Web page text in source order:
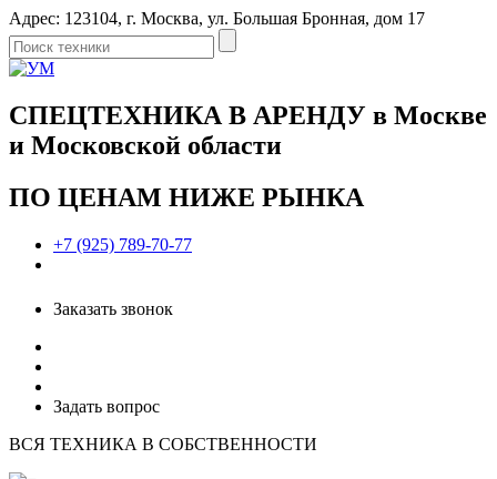
Адрес: 123104, г. Москва, ул. Большая Бронная, дом 17
СПЕЦТЕХНИКА В АРЕНДУ в Москве
и Московской области
ПО ЦЕНАМ НИЖЕ РЫНКА
+7 (925) 789-70-77
Заказать звонок
Задать вопрос
ВСЯ ТЕХНИКА В СОБСТВЕННОСТИ